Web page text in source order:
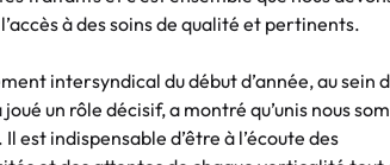
à des soins de qualité et pertinents.
intersyndical du début d’année, au sein
joué un rôle décisif, a montré qu’unis nous
est indispensable d’être à l’écoute des